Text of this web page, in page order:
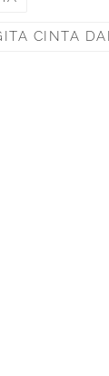
CINTA